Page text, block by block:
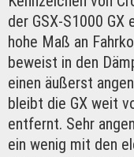
der GSX-S1000
hohe Maß an
beweist in den
einen äußerst
bleibt die GX weit
entfernt. Sehr
ein wenig mit den